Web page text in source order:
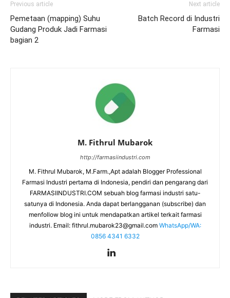
Previous article
Pemetaan (mapping) Suhu
Gudang Produk Jadi Farmasi
bagian 2
Next article
Batch Record di Industri
Farmasi
M. Fithrul Mubarok
http://farmasiindustri.com
M. Fithrul Mubarok, M.Farm.,Apt adalah Blogger Professional
Farmasi Industri pertama di Indonesia, pendiri dan pengarang dari
FARMASIINDUSTRI.COM sebuah blog farmasi industri satu-
satunya di Indonesia. Anda dapat berlangganan (subscribe) dan
menfollow blog ini untuk mendapatkan artikel terkait farmasi
industri. Email: fithrul.mubarok23@gmail.com WhatsApp/WA:
0856 4341 6332